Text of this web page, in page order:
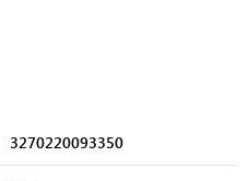
3270220093350